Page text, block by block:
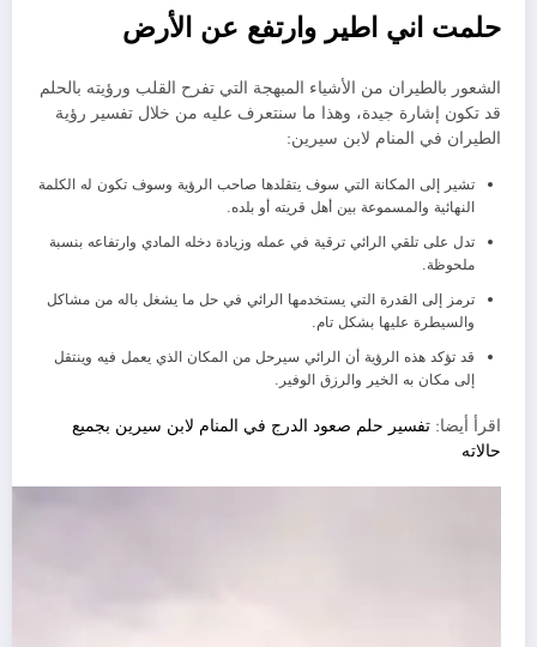
حلمت اني اطير وارتفع عن الأرض
الشعور بالطيران من الأشياء المبهجة التي تفرح القلب ورؤيته بالحلم
قد تكون إشارة جيدة، وهذا ما سنتعرف عليه من خلال تفسير رؤية
الطيران في المنام لابن سيرين:
تشير إلى المكانة التي سوف يتقلدها صاحب الرؤية وسوف تكون له الكلمة
النهائية والمسموعة بين أهل قريته أو بلده.
تدل على تلقي الرائي ترقية في عمله وزيادة دخله المادي وارتفاعه بنسبة
ملحوظة.
ترمز إلى القدرة التي يستخدمها الرائي في حل ما يشغل باله من مشاكل
والسيطرة عليها بشكل تام.
قد تؤكد هذه الرؤية أن الرائي سيرحل من المكان الذي يعمل فيه وينتقل
إلى مكان به الخير والرزق الوفير.
اقرأ أيضا: تفسير حلم صعود الدرج في المنام لابن سيرين بجميع
حالاته